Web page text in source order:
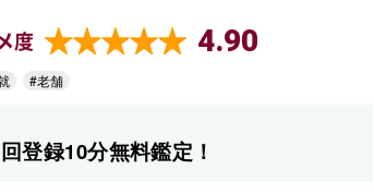
度 4.90
#老舗
登録10分無料鑑定！